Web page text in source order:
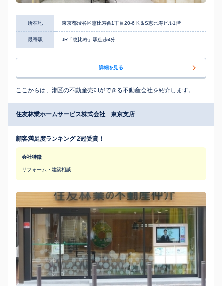
所在地 東京都渋谷区恵比寿西1丁目20-6 K＆S恵比寿ビル1階
最寄駅 JR「恵比寿」駅徒歩4分
詳細を見る
ここからは、港区の不動産売却ができる不動産会社を紹介します。
住友林業ホームサービス株式会社 東京支店
顧客満足度ランキング 2冠受賞！
会社特徴
リフォーム・建築相談